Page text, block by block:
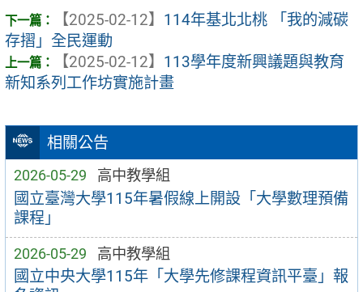
相關公告
2026-05-29 高中教學組
國立臺灣大學115年暑假線上開設「大學數理預備
課程」
2026-05-29 高中教學組
國立中央大學115年「大學先修課程資訊平臺」報
【2025-02-12】 114年基北北桃 「我的減碳
存摺」全民運動
【2025-02-12】 113學年度新興議題與教育
新知系列工作坊實施計畫